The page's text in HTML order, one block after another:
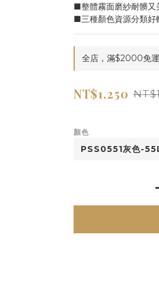
■整體霧面磨紗耐髒又
■三種顏色資源分類好
全店，滿$2000免運
NT$1,250
顏色